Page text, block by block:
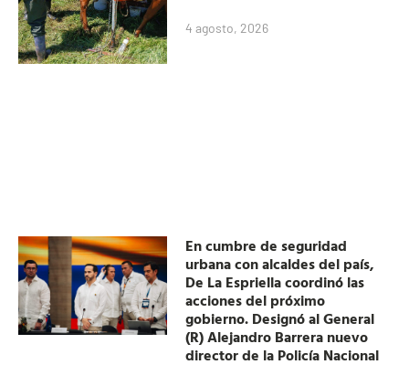
4 agosto, 2026
En cumbre de seguridad
urbana con alcaldes del país,
De La Espriella coordinó las
acciones del próximo
gobierno. Designó al General
(R) Alejandro Barrera nuevo
director de la Policía Nacional